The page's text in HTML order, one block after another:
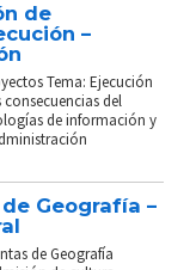
de
–
Tema: Ejecución
consecuencias del
de información y
Geografía –
de Geografía